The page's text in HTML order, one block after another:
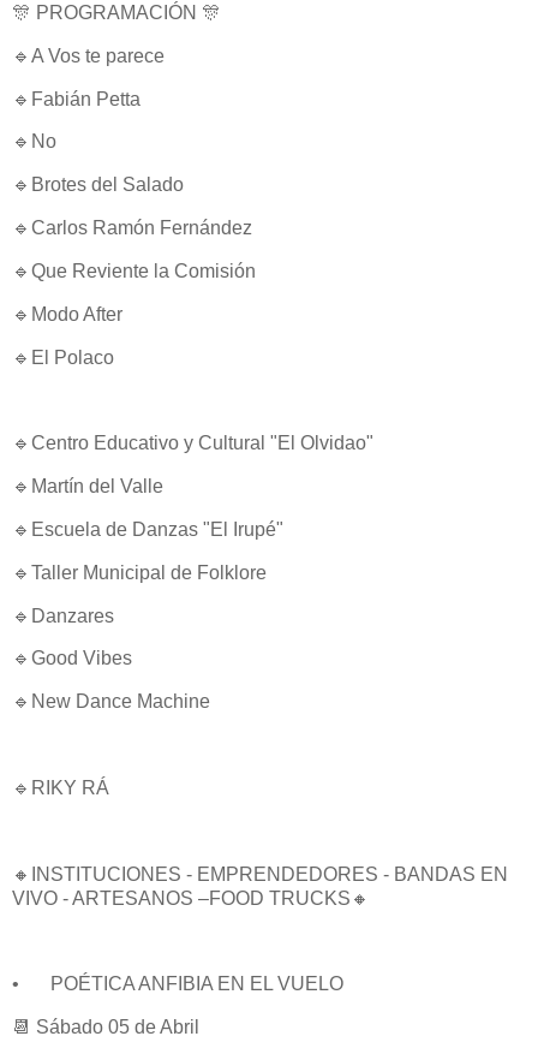
🎊 PROGRAMACIÓN 🎊
🔹A Vos te parece
🔹Fabián Petta
🔹No
🔹Brotes del Salado
🔹Carlos Ramón Fernández
🔹Que Reviente la Comisión
🔹Modo After
🔹El Polaco
🔹Centro Educativo y Cultural "El Olvidao"
🔹Martín del Valle
🔹Escuela de Danzas "El Irupé"
🔹Taller Municipal de Folklore
🔹Danzares
🔹Good Vibes
🔹New Dance Machine
🔹RIKY RÁ
🔸INSTITUCIONES - EMPRENDEDORES - BANDAS EN
VIVO - ARTESANOS –FOOD TRUCKS🔸
• POÉTICA ANFIBIA EN EL VUELO
📆 Sábado 05 de Abril